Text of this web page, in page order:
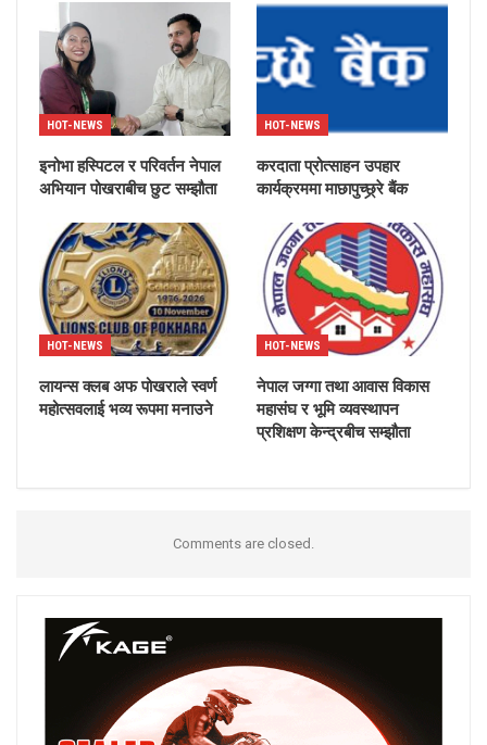
HOT-NEWS
इनोभा हस्पिटल र परिवर्तन नेपाल
अभियान पोखराबीच छुट सम्झौता
HOT-NEWS
करदाता प्रोत्साहन उपहार
कार्यक्रममा माछापुच्छ्र्रे बैंक
HOT-NEWS
लायन्स क्लब अफ पोखराले स्वर्ण
महोत्सवलाई भव्य रूपमा मनाउने
HOT-NEWS
नेपाल जग्गा तथा आवास विकास
महासंघ र भूमि व्यवस्थापन
प्रशिक्षण केन्द्रबीच सम्झौता
Comments are closed.